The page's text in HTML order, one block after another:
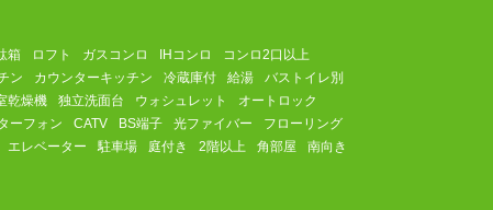
箱 ロフト ガスコンロ IHコンロ
コンロ2口以上
ン
カウンターキッチン 冷蔵庫付 給湯
バストイレ別
乾燥機 独立洗面台 ウォシュレット
オートロック
ーフォン
CATV BS端子 光ファイバー
フローリング
エレベーター 駐車場 庭付き 2階以上 角部屋
南向き